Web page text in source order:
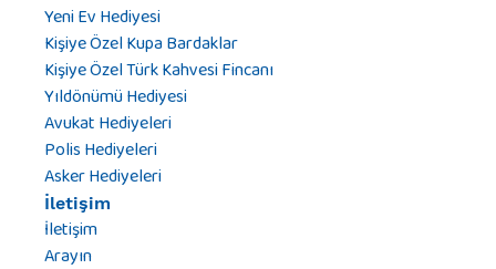
Yeni Ev Hediyesi
Kişiye Özel Kupa Bardaklar
Kişiye Özel Türk Kahvesi Fincanı
Yıldönümü Hediyesi
Avukat Hediyeleri
Polis Hediyeleri
Asker Hediyeleri
İletişim
İletişim
Arayın